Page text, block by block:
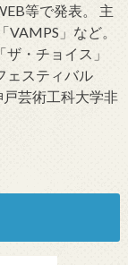
等で発表。 主
」など。
・チョイス」
ェスティバル
戸芸術工科大学非